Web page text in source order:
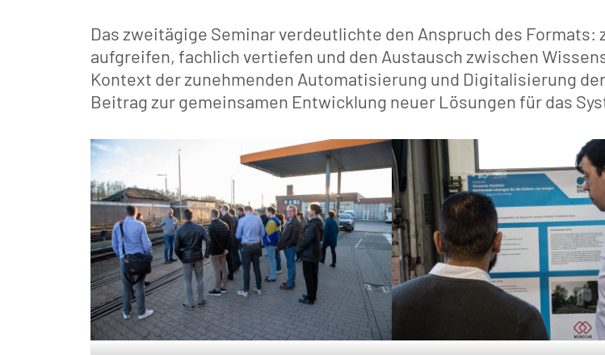
Das zweitägige Seminar verdeutlichte den Anspruch des
aufgreifen, fachlich vertiefen und den Austausch zwischen
Kontext der zunehmenden Automatisierung und Digitalisierung
Beitrag zur gemeinsamen Entwicklung neuer Lösungen für das